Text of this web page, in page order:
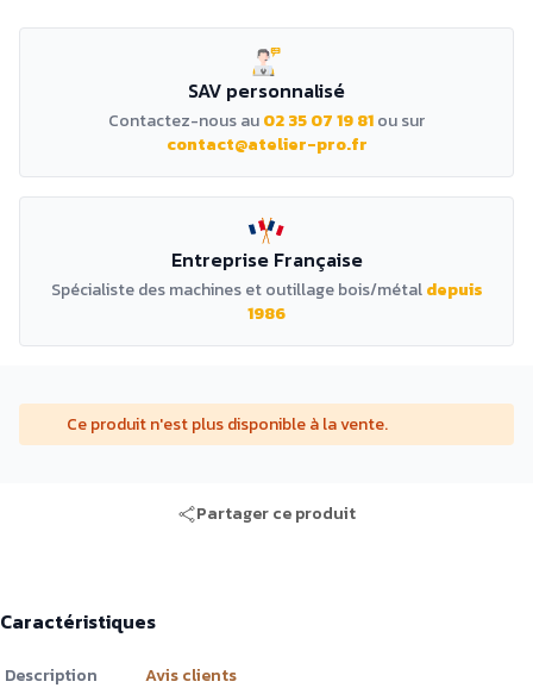
SAV personnalisé
Contactez-nous au02 35 07 19 81ou sur
contact@atelier-pro.fr
Entreprise Française
Spécialiste des machines et outillage bois/métaldepuis
1986
Ce produit n'est plus disponible à la vente.
Partager ce produit
Caractéristiques
Description Avis clients